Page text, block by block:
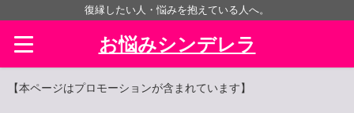
復縁したい人・悩みを抱えている人へ。
お悩みシンデレラ
【本ページはプロモーションが含まれています】